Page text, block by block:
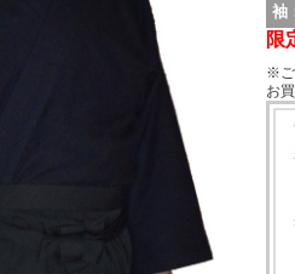
袖
限
※ご
お